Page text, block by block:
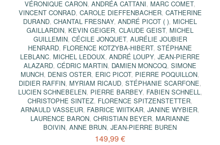
VÉRONIQUE CARON, ANDRÉA CATTANI, MARC COMET,
VINCENT CONRAD, CAROLE DIEFFENBACHER, CATHERINE
DURAND, CHANTAL FRESNAY, ANDRÉ PICOT ( ), MICHEL
GAILLARDIN, KEVIN GEIGER, CLAUDE GEIST, MICHEL
GUILLEMIN, CÉCILE JONQUET, AURÉLIE JOUBIER
HENRARD, FLORENCE KOTZYBA-HIBERT, STÉPHANE
LEBLANC, MICHEL LEDOUX, ANDRÉ LOUPY, JEAN-PIERRE
ALAZARD, CÉDRIC MARTIN, DAMIEN MONCOQ, SIMONE
MUNCH, DENIS OSTER, ERIC PICOT, PIERRE POQUILLON,
DIDIER RAFFIN, MYRIAM RICAUD, STÉPHANIE SCARFONE,
LUCIEN SCHNEBELEN, PIERRE BARBEY, FABIEN SCHNELL,
CHRISTOPHE SINTEZ, FLORENCE SPITZENSTETTER,
ARNAULD VASSEUR, FABRICE WIITKAR, JANINE WYBIER,
LAURENCE BARON, CHRISTIAN BEYER, MARIANNE
BOIVIN, ANNE BRUN, JEAN-PIERRE BUREN
149,99 €